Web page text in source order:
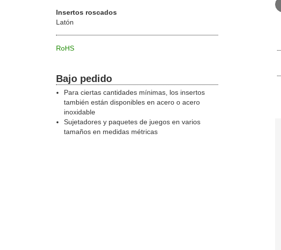
Insertos roscados
Latón
RoHS
Bajo pedido
Para ciertas cantidades mínimas, los insertos
también están disponibles en acero o acero
inoxidable
Sujetadores y paquetes de juegos en varios
tamaños en medidas métricas